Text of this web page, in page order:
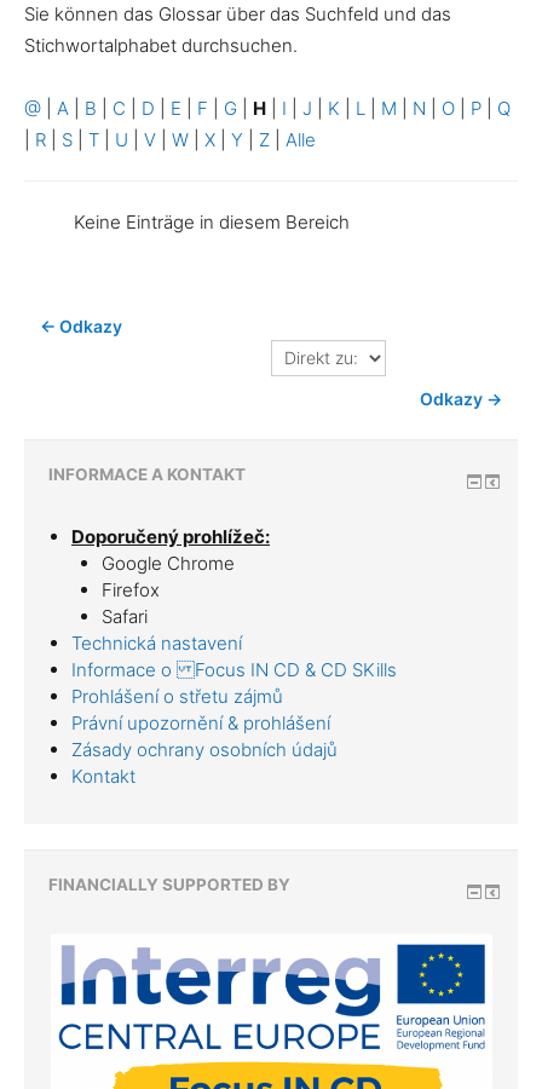
Sie können das Glossar über das Suchfeld und das
Stichwortalphabet durchsuchen.
@ A B C D E F G H I J K L M N O P
Q
R S T U V W X Y Z Alle
Keine Einträge in diesem Bereich
← Odkazy
Direkt
zu:
Odkazy →
INFORMACE A KONTAKT
Doporučený prohlížeč:
Google Chrome
Firefox
Safari
Technická nastavení
Informace o Focus IN CD & CD SKills
Prohlášení o střetu zájmů
Právní upozornění & prohlášení
Zásady ochrany osobních údajů
Kontakt
FINANCIALLY SUPPORTED BY